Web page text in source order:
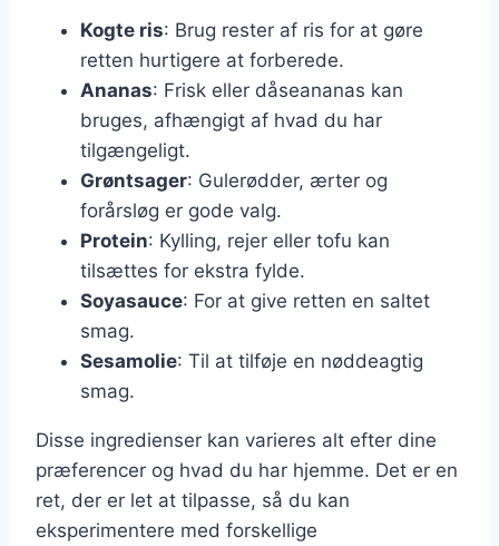
Kogte ris: Brug rester af ris for at gøre
retten hurtigere at forberede.
Ananas: Frisk eller dåseananas kan
bruges, afhængigt af hvad du har
tilgængeligt.
Grøntsager: Gulerødder, ærter og
forårsløg er gode valg.
Protein: Kylling, rejer eller tofu kan
tilsættes for ekstra fylde.
Soyasauce: For at give retten en saltet
smag.
Sesamolie: Til at tilføje en nøddeagtig
smag.
Disse ingredienser kan varieres alt efter dine
præferencer og hvad du har hjemme. Det er en
ret, der er let at tilpasse, så du kan
eksperimentere med forskellige